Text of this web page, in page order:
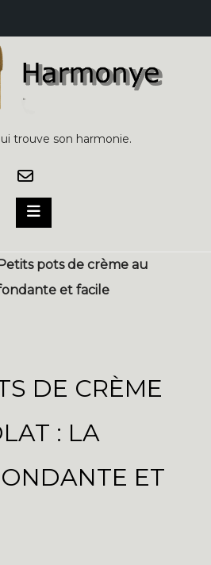
trouve son harmonie.
Petits pots de crème au
et facile
DE CRÈME
: LA
ET